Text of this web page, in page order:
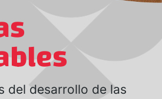
del desarrollo de las